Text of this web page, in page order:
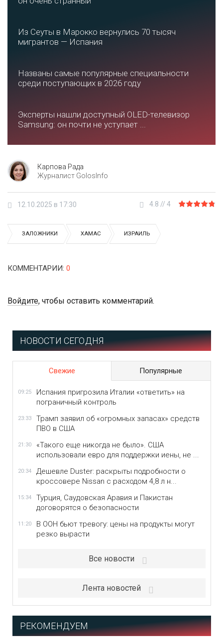
Из Сеуты в Марокко вернулись 70 тысяч
мигрантов — Испания
Названы самые популярные специальности
среди поступающих в 2026 году
Эксперты нашли доступный OLED-телевизор
Samsung: он почти не уступает ...
Карпова Рада
Журналист GolosInfo
12.10.2025 в 17:30 4.8 // 4
ЗАЛОЖНИКИ ХАМАС ИЗРАИЛЬ
КОММЕНТАРИИ: 0
Войдите, чтобы оставить комментарий.
НОВОСТИ СЕГОДНЯ
Свежие Популярные
09:25
Испания пригрозила Италии «ответить» на
пограничный контроль
23:33
Трамп заявил об «огромных запасах» средств
ПВО в США
21:30
«Такого еще никогда не было». США
использовали евро для поддержки иены, не ...
20:34
Дешевле Duster: раскрыты подробности о
кроссовере Nissan с расходом 4,8 л н...
15:34
Турция, Саудовская Аравия и Пакистан
договорятся о безопасности
11:20
В ООН бьют тревогу: цены на продукты могут
резко вырасти
Все новости
Лента новостей
РЕКОМЕНДУЕМ